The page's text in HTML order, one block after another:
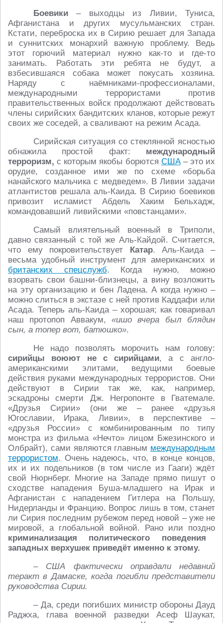
Боевики – выходцы из Ливии, Туниса,
Афганистана и других мусульманских стран.
Кстати, переброска их в Сирию решает для Запада
и суннитских монархий важную проблему. Ведь
этот горючий материал нужно как-то и где-то
занимать. Работать эти ребята не будут, а
взбесившаяся собака может покусать хозяина.
Наряду с наёмниками-профессионалами,
международными террористами против
правительственных войск продолжают действовать
члены сирийских бандитских кланов, которые режут
своих же соседей, а сваливают на режим Асада.
Сирийская ситуация со стеклянной ясностью
обнажила простой факт: международный
терроризм,с которым якобы борются США– это их
орудие, созданное ими же по схеме «борьба
нанайского мальчика с медведем». В Ливии задачи
атлантистов решала аль-Каида. В Сирию боевиков
привозит исламист Абдель Хаким Бельхадж,
командовавший ливийскими «повстанцами».
Самый влиятельный военный в Триполи,
давно связанный с той же Аль-Кайдой. Считается,
что ему покровительствует Катар. Аль-Каида –
весьма удобный инструмент для американских и
британских спецслужб. Когда нужно, можно
взорвать свои башни-близнецы, а вину возложить
на эту организацию и бен Ладена. А когда нужно –
можно слиться в экстазе с ней против Каддафи или
Асада. Теперь аль-Каида – хорошая; как говаривал
наш протопоп Аввакум, «ишо вчера был блядин
сын, а топер вот, батюшко».
Не надо позволять морочить нам голову:
сирийцы воюют не с сирийцами, а с англо-
американскими элитами, ведущими боевые
действия руками международных террористов. Они
действуют в Сирии так же, как, например,
эскадроны смерти Дж. Негропонте в Гватемале.
«Друзья Сирии» (они же – ранее «друзья
Югославии, Ирака, Ливии», в перспективе –
«друзья России» с комбинированным по типу
монстра из фильма «Нечто» лицом Бжезинского и
Олбрайт), сами являются главным международным
террористом. Очень надеюсь, что, в конце концов,
их и их подельников (в том числе из Гааги) ждёт
свой Нюрнберг. Многие на Западе прямо пишут о
сходстве нападения Буша-младшего на Ирак и
Афганистан с нападением Гитлера на Польшу,
Нидерланды и Францию. Вопрос лишь в том, станет
ли Сирия последним рубежом перед новой – уже не
мировой, а глобальной войной. Рано или поздно
криминализация политического поведения
западных верхушек приведёт именно к этому.
– США фактически оправдали недавний
теракт в Дамаске, когда погибли представители
руководства Сирии.
– Да, среди погибших министр обороны Дауд
Раджха, глава военной разведки Асеф Шаукат,